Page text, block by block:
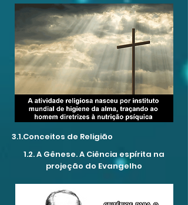
3.1.Conceitos de Religião
1.2. A Gênese. A Ciência espírita na
projeção do Evangelho